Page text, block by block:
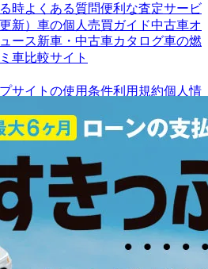
時よくある質問便利な査定サービ
新） 車の個人売買ガイド中古車オ
ース新車・中古車カタログ車の燃
車比較サイト
サイトの使用条件利用規約個人情
エイトパートナー募集お客様の声会